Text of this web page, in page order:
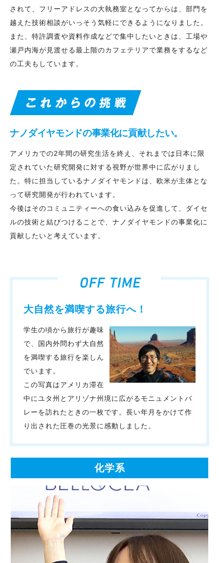
されて、フリーアドレスの大執務室となってからは、部門を
越えた技術相談がいっそう気軽にできるようになりました。
また、特許調査や資料作成などで集中したいときは、工場や
瀬戸内海が見渡せる最上階のカフェテリアで業務をするなど
の工夫もしています。
ナノダイヤモンドの事業化に貢献したい。
アメリカでの2年間の研究生活を終え、それまでは日本に限
定されていた研究開発に対する視野が世界中に広がりまし
た。特に担当しているナノダイヤモンドは、欧米が主体とな
って研究開発が行われています。
今後はそのコミュニティーへの食い込みを促進して、ダイセ
ルの技術と結びつけることで、ナノダイヤモンドの事業化に
貢献したいと考えています。
大自然を満喫する旅行へ！
学生の頃から旅行が趣味
で、国内外問わず大自然
を満喫する旅行を楽しん
でいます。
この写真はアメリカ滞在
中にユタ州とアリゾナ州境に広がるモニュメントバ
レーを訪れたときの一枚です。長い年月をかけて作
り出された圧巻の光景に感動しました。
化学系